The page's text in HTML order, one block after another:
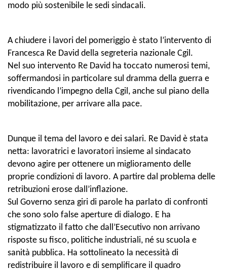
modo più sostenibile le sedi sindacali.
A chiudere i lavori del pomeriggio è stato l’intervento di
Francesca Re David della segreteria nazionale Cgil.
Nel suo intervento Re David ha toccato numerosi temi,
soffermandosi in particolare sul dramma della guerra e
rivendicando l’impegno della Cgil, anche sul piano della
mobilitazione, per arrivare alla pace.
Dunque il tema del lavoro e dei salari. Re David è stata
netta: lavoratrici e lavoratori insieme al sindacato
devono agire per ottenere un miglioramento delle
proprie condizioni di lavoro. A partire dal problema delle
retribuzioni erose dall’inflazione.
Sul Governo senza giri di parole ha parlato di confronti
che sono solo false aperture di dialogo. E ha
stigmatizzato il fatto che dall’Esecutivo non arrivano
risposte su fisco, politiche industriali, né su scuola e
sanità pubblica. Ha sottolineato la necessità di
redistribuire il lavoro e di semplificare il quadro